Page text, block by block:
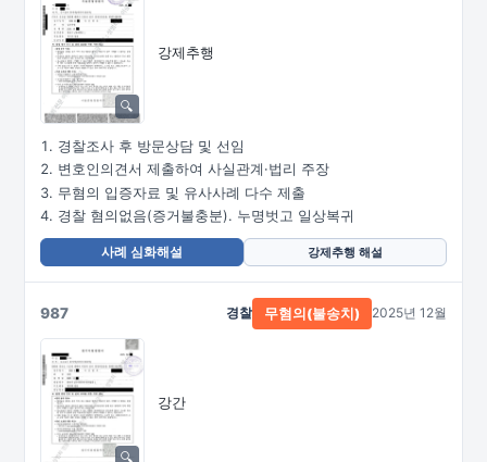
강제추행
경찰조사 후 방문상담 및 선임
변호인의견서 제출하여 사실관계·법리 주장
무혐의 입증자료 및 유사사례 다수 제출
경찰 혐의없음(증거불충분). 누명벗고 일상복귀
사례 심화해설 강제추행 해설
987
강간
경찰 무혐의(불송치) 2025년 12월